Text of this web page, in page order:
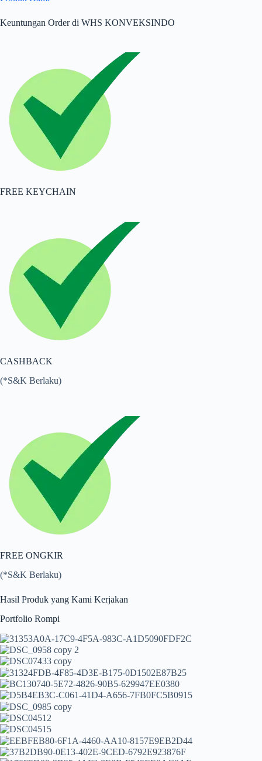
Keuntungan Order di WHS KONVEKSINDO
FREE KEYCHAIN
CASHBACK
(*S&K Berlaku)
FREE ONGKIR
(*S&K Berlaku)
Hasil Produk yang Kami Kerjakan
Portfolio Rompi